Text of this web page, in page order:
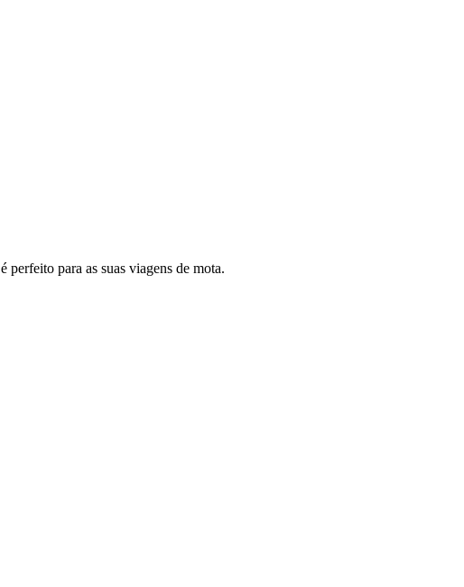
perfeito para as suas viagens de mota.